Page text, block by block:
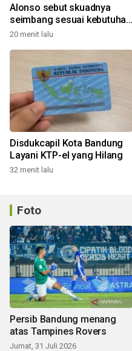
Alonso sebut skuadnya
seimbang sesuai kebutuhan
Liga Inggris
20 menit lalu
Disdukcapil Kota Bandung
Layani KTP-el yang Hilang
32 menit lalu
Foto
Persib Bandung menang
atas Tampines Rovers
Jumat, 31 Juli 2026